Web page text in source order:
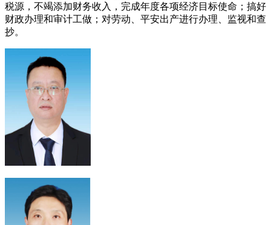
税源，不竭添加财务收入，完成年度各项经济目标使命；搞好
财政办理和审计工做；对劳动、平安出产进行办理、监视和查
抄。